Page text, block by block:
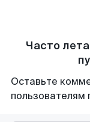
Часто
Оставьте
пользователям